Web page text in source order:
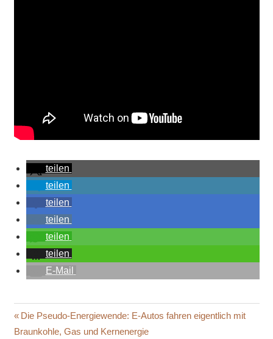
teilen
teilen
teilen
teilen
teilen
teilen
E-Mail
BLACKOUT
Beitragsnavigation
Vorheriger
Beitrag:
Die Pseudo-Energiewende: E‑Autos fahren eigentlich mit
Braunkohle, Gas und Kernenergie